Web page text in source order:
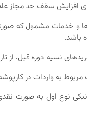
و خدمات مشمول که
باشد.
نوع اول به صورت